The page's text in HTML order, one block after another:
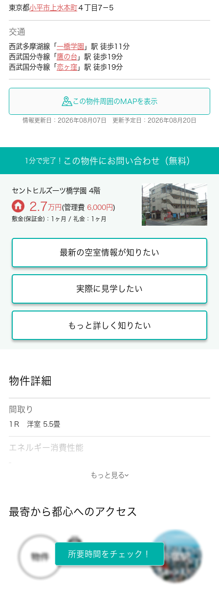
東京都小平市上水本町４丁目7－5
交通
西武多摩湖線「 一橋学園 」駅 徒歩11分
西武国分寺線「 鷹の台」駅 徒歩19分
西武国分寺線「 恋ヶ窪」駅 徒歩19分
この物件周囲のMAPを表示
情報更新日：2026年08月07日 更新予定日：2026年08月20日
1分で完了！ この物件にお問い合わせ（無料）
セントヒルズ一ツ橋学園 4階
2.7 万円 (管理費 6,000円)
敷金(保証金)：1ヶ月 / 礼金：1ヶ月
最新の空室情報が知りたい
実際に見学したい
もっと詳しく知りたい
物件詳細
間取り
1Ｒ 洋室 5.5畳
エネルギー消費性能
-
所在階
4階 / 4階建
もっと見る
最寄から都心へのアクセス
所要時間をチェック！